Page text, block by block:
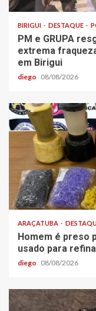
BIRIGUI DESTAQUE
PM e GRUPA
extrema
em Birigui
diego 08/08/2026
ARAÇATUBA
Homem é preso
usado para
diego 08/08/2026